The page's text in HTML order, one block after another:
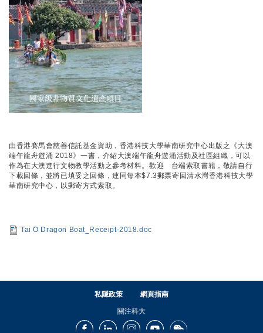
由香港賽馬會慈善信託基金資助，香港科技大學華南研究中心出版之《大澳
端午龍舟遊涌 2018》一書，介紹大澳端午龍舟遊涌活動及社區組織，可以
作為在大澳進行文物教學活動之參考材料。歡迎 台端索取書籍，敬請自行
下載回條，並將已填妥之回條，連同每本$7.3郵票寄回清水灣香港科技大學
華南研究中心，以郵寄方式索取。
Tai O Dragon Boat_Receipt-2018.doc
私隱政策 網頁指南
關注科大
FacebookLinkedInInstagramYoutubeWechat